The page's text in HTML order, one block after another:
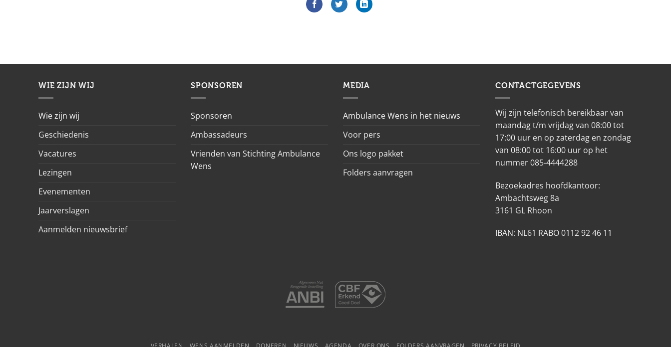
WIE ZIJN WIJ
Wie zijn wij
Geschiedenis
Vacatures
Lezingen
Evenementen
Jaarverslagen
Aanmelden nieuwsbrief
SPONSOREN
Sponsoren
Ambassadeurs
Vrienden van Stichting Ambulance
Wens
MEDIA
Ambulance Wens in het nieuws
Voor pers
Ons logo pakket
Folders aanvragen
CONTACTGEGEVENS
Wij zijn telefonisch bereikbaar van
maandag t/m vrijdag van 08:00 tot
17:00 uur en op zaterdag en zondag
van 08:00 tot 16:00 uur op het
nummer 085-4444288
Bezoekadres hoofdkantoor:
Ambachtsweg 8a
3161 GL Rhoon
IBAN: NL61 RABO 0112 92 46 11